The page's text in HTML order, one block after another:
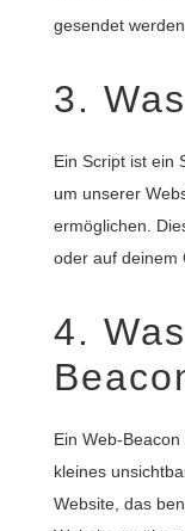
gesendet werden.
3.
Ein Script ist ein
um unserer
ermöglichen.
oder auf deinem
4.
Ein Web-
kleines
Website, das